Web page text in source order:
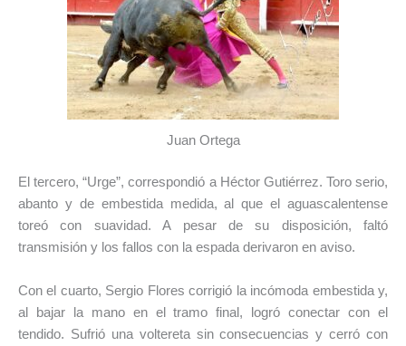
Juan Ortega
El tercero, “Urge”, correspondió a Héctor Gutiérrez. Toro serio,
abanto y de embestida medida, al que el aguascalentense
toreó con suavidad. A pesar de su disposición, faltó
transmisión y los fallos con la espada derivaron en aviso.
Con el cuarto, Sergio Flores corrigió la incómoda embestida y,
al bajar la mano en el tramo final, logró conectar con el
tendido. Sufrió una voltereta sin consecuencias y cerró con